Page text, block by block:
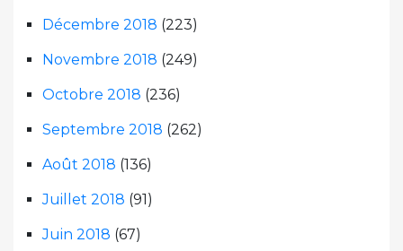
Décembre 2018 (223)
Novembre 2018 (249)
Octobre 2018 (236)
Septembre 2018 (262)
Août 2018 (136)
Juillet 2018 (91)
Juin 2018 (67)